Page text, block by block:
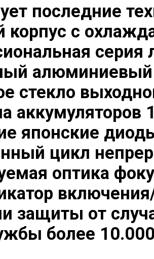
последние
корпус с
серия
алюминиевый
стекло
аккумуляторов
японские
цикл
оптика
защиты от
более